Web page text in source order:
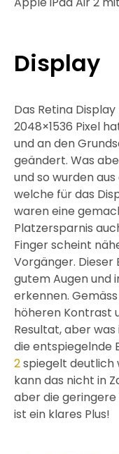
Display
Das Retina
2048×1536 Pixel
und an den
geändert. Was
und so wurden
welche für das
waren eine
Platzersparnis
Finger scheint
Vorgänger.
gutem Augen und
erkennen.
höheren Kontrast
Resultat, aber
die entspiegelnde
2spiegelt deutlich
kann das nicht in
aber die
ist ein klares Plus!